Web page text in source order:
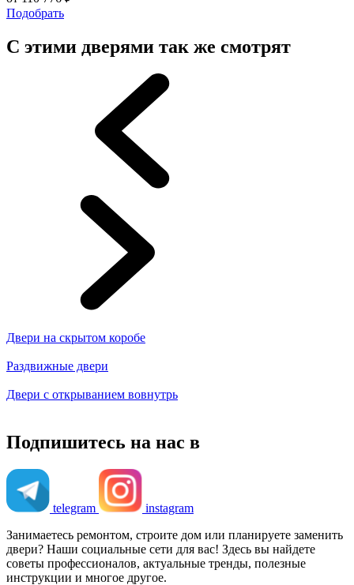
Подобрать
С этими дверями так же смотрят
Двери на скрытом коробе
Раздвижные двери
Двери с открыванием вовнутрь
Подпишитесь на нас в
telegram
instagram
Занимаетесь ремонтом, строите дом или планируете заменить
двери? Наши социальные сети для вас! Здесь вы найдете
советы профессионалов, актуальные тренды, полезные
инструкции и многое другое.